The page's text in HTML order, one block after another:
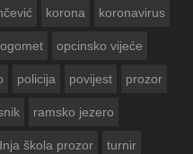
korona koronavirus
opcinsko vijeće
policija povijest prozor
ramsko jezero
škola prozor turnir